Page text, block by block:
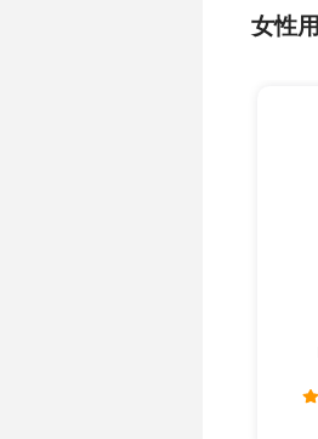
女性